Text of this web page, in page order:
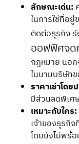
ลักษณะเด่น:
ในการใช้ที่อ
ติดต่อธุรกิจ
ออฟฟิศจด
กฎหมาย นอ
ในนามบริษัท
ราคาเช่าโด
มีส่วนลดพิเ
เหมาะกับใคร:
เจ้าของธุรกิ
โดยยังไม่พร้